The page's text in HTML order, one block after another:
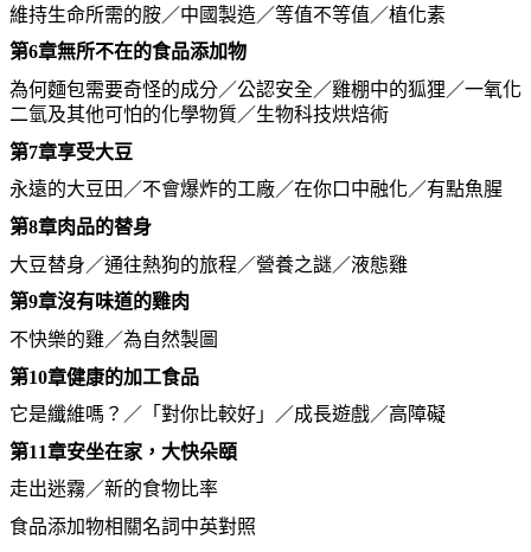
維持生命所需的胺／中國製造／等值不等值／植化素
第6章無所不在的食品添加物
為何麵包需要奇怪的成分／公認安全／雞棚中的狐狸／一氧化
二氫及其他可怕的化學物質／生物科技烘焙術
第7章享受大豆
永遠的大豆田／不會爆炸的工廠／在你口中融化／有點魚腥
第8章肉品的替身
大豆替身／通往熱狗的旅程／營養之謎／液態雞
第9章沒有味道的雞肉
不快樂的雞／為自然製圖
第10章健康的加工食品
它是纖維嗎？／「對你比較好」／成長遊戲／高障礙
第11章安坐在家，大快朵頤
走出迷霧／新的食物比率
食品添加物相關名詞中英對照